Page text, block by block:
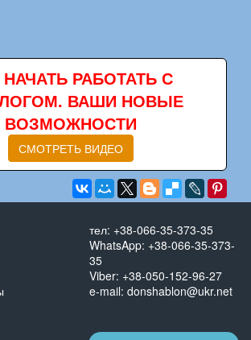
НАЧАТЬ РАБОТАТЬ С
ВАШИ НОВЫЕ
ВОЗМОЖНОСТИ
СМОТРЕТЬ ВИДЕО
тел: +38-066-35-373-35
WhatsApp: +38-066-35-373-
35
Viber: +38-050-152-96-27
e-mail: donshablon@ukr.net